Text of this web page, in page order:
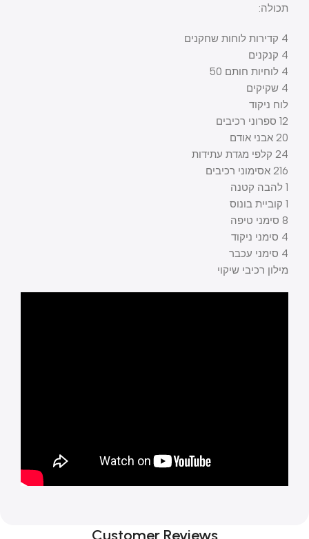
תכולה:
4 קדירות לוחות שחקנים
4 קנקנים
4 לוחיות חותם 50
4 שקיקים
לוח ניקוד
12 ספרוני רכיבים
20 אבני אודם
24 קלפי מגדת עתידות
216 אסימוני רכיבים
1 להבה קטנה
1 קוביית בונוס
8 סימני טיפה
4 סימני ניקוד
4 סימני עכבר
מילון רכיבי שיקוי
Customer Reviews